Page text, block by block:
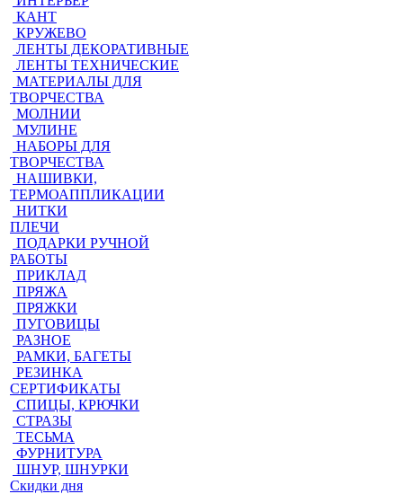
КАНТ
КРУЖЕВО
ЛЕНТЫ ДЕКОРАТИВНЫЕ
ЛЕНТЫ ТЕХНИЧЕСКИЕ
МАТЕРИАЛЫ ДЛЯ
ТВОРЧЕСТВА
МОЛНИИ
МУЛИНЕ
НАБОРЫ ДЛЯ
ТВОРЧЕСТВА
НАШИВКИ,
ТЕРМОАППЛИКАЦИИ
НИТКИ
ПЛЕЧИ
ПОДАРКИ РУЧНОЙ
РАБОТЫ
ПРИКЛАД
ПРЯЖА
ПРЯЖКИ
ПУГОВИЦЫ
РАЗНОЕ
РАМКИ, БАГЕТЫ
РЕЗИНКА
СЕРТИФИКАТЫ
СПИЦЫ, КРЮЧКИ
СТРАЗЫ
ТЕСЬМА
ФУРНИТУРА
ШНУР, ШНУРКИ
Скидки дня